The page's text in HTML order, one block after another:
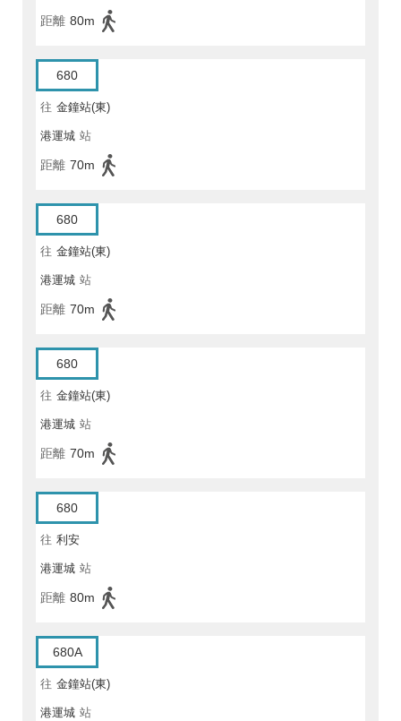
距離 80m
680
往 金鐘站(東)
港運城 站
距離 70m
680
往 金鐘站(東)
港運城 站
距離 70m
680
往 金鐘站(東)
港運城 站
距離 70m
680
往 利安
港運城 站
距離 80m
680A
往 金鐘站(東)
港運城 站